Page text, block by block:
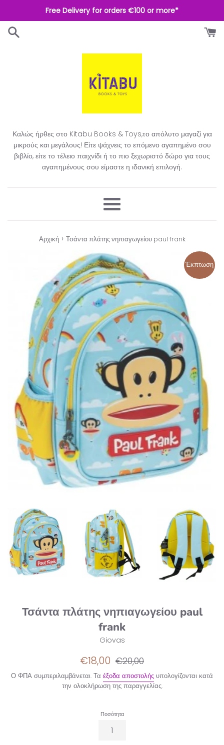
στο
περιεχόμενο
Free Delivery for orders €100 or more*
Καλώς ήρθες στο Kitabu Books & Toys,το απόλυτο μαγαζί για
μικρούς και μεγάλους! Είτε ψάχνεις το επόμενο αγαπημένο σου
βιβλίο, είτε το τέλειο παιχνίδι ή το πιο ξεχωριστό δώρο για τους
αγαπημένους σου είμαστε η ιδανική επιλογή.​
Μενού
Αρχική › Τσάντα πλάτης νηπιαγωγείου paul frank
Έκπτωση
Τσάντα πλάτης νηπιαγωγείου paul
frank
Giovas
Τιμή
έκπτωσης
€18,00 Κανονική
€20,00
Ο ΦΠΑ συμπεριλαμβάνεται. Τα έξοδα αποστολής υπολογίζονται κατά
την ολοκλήρωση της παραγγελίας.
Ποσότητα